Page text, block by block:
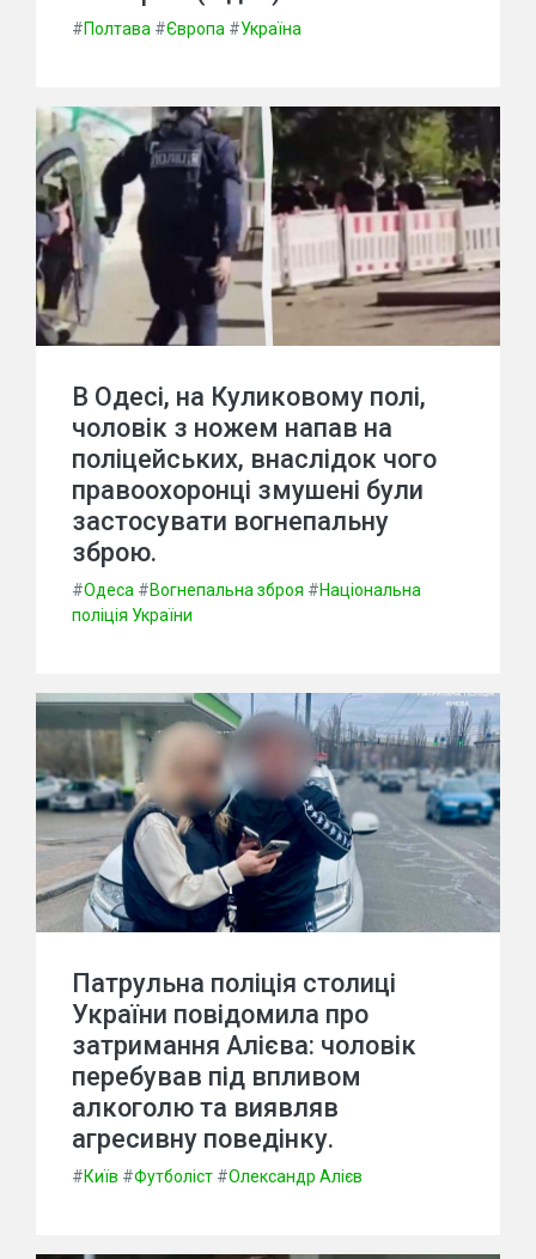
#Полтава #Європа #Україна
В Одесі, на Куликовому полі,
чоловік з ножем напав на
поліцейських, внаслідок чого
правоохоронці змушені були
застосувати вогнепальну
зброю.
#Одеса #Вогнепальна зброя #Національна
поліція України
Патрульна поліція столиці
України повідомила про
затримання Алієва: чоловік
перебував під впливом
алкоголю та виявляв
агресивну поведінку.
#Київ #Футболіст #Олександр Алієв